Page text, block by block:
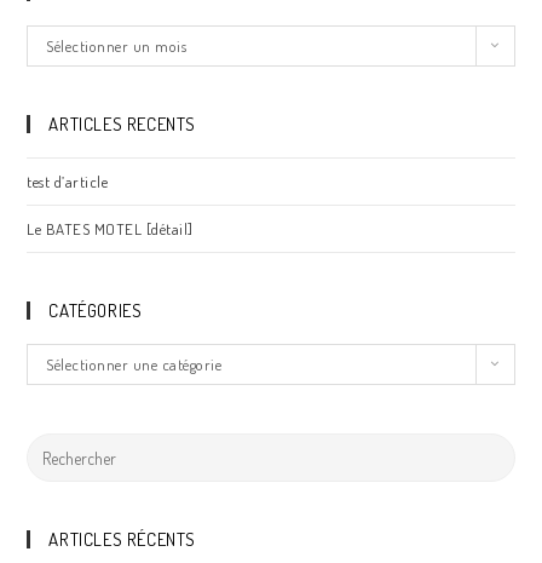
LES
ARCHIVES
Sélectionner un mois
ARTICLES RECENTS
test d’article
Le BATES MOTEL [détail]
CATÉGORIES
Catégories
Sélectionner une catégorie
ARTICLES RÉCENTS